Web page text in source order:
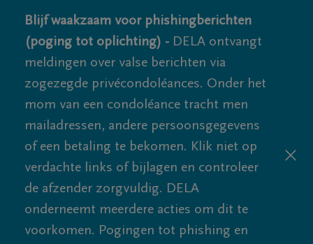
Blijf waakzaam voor phishingberichten
(poging tot oplichting) - DELA ontvangt
meldingen over valse berichten via
zogezegde privécondoléances. Onder het
mom van een condoléance tracht men
mailadressen, andere persoonsgegevens
of een betaling te bekomen. Klik niet op
verdachte links of bijlagen en controleer
de afzender zorgvuldig. DELA
onderneemt meerdere acties om dit te
voorkomen. Pogingen tot phishing en